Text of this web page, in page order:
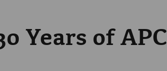
Years of APC